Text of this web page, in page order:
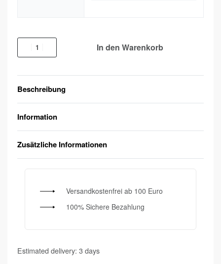
In den Warenkorb
Beschreibung
Information
Zusätzliche Informationen
Versandkostenfrei ab 100 Euro
100% Sichere Bezahlung
Estimated delivery: 3 days